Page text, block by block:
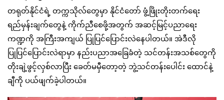
တရုတ်နိုင်ငံရဲ့ တက္ကသိုလ်တွေမှာ နိုင်ငံတော် ဖွံ့ဖြိုးတိုးတက်ရေး
ရည်မှန်းချက်တွေနဲ့ ကိုက်ညီစေဖို့အတွက် အဆင့်မြင့်ပညာရေး
ကဏ္ဍကို အကြီးအကျယ် ပြုပြင်ပြောင်းလဲနေပါတယ်။ အဲဒီလို
ပြုပြင်ပြောင်းလဲရာမှာ နည်းပညာအခြေခံတဲ့ သင်တန်းအသစ်တွေကို
တိုးချဲ့ဖွင့်လှစ်လာပြီး ခေတ်မမှီတော့တဲ့ ဘွဲ့သင်တန်းပေါင်း ထောင်နဲ့
ချီကို ပယ်ဖျက်ခဲ့ပါတယ်။